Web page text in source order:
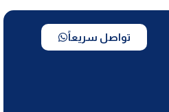
تواصل سريعاً